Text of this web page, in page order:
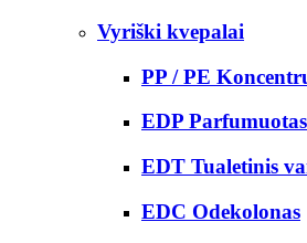
Vyriški kvepalai
PP / PE
EDP
EDT Tualetinis
EDC Odekolonas